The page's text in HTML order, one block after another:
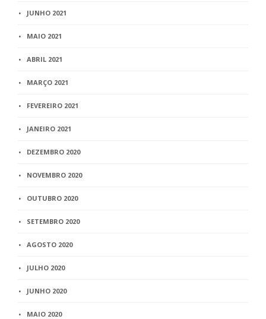
JUNHO 2021
MAIO 2021
ABRIL 2021
MARÇO 2021
FEVEREIRO 2021
JANEIRO 2021
DEZEMBRO 2020
NOVEMBRO 2020
OUTUBRO 2020
SETEMBRO 2020
AGOSTO 2020
JULHO 2020
JUNHO 2020
MAIO 2020